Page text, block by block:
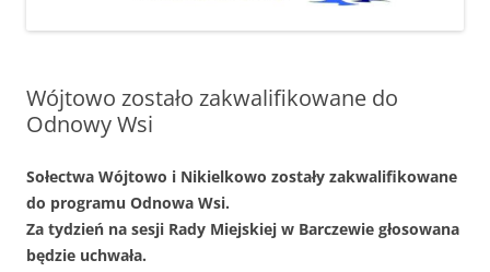
Wójtowo zostało zakwalifikowane do
Odnowy Wsi
Sołectwa Wójtowo i Nikielkowo zostały zakwalifikowane
do programu Odnowa Wsi.
Za tydzień na sesji Rady Miejskiej w Barczewie głosowana
będzie uchwała.